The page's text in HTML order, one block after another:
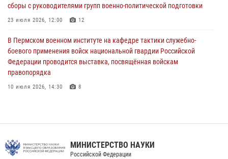
чемпионате войск национальной гвардии Российской Федерации по
боксу
В Росгвардии определили лучших специалистов продовольственной
службы
06 июля 2026, 05:30
сборы с руководителями групп военно-политической подготовки
23 июля 2026, 12:00 12
В Пермском военном институте на кафедре тактики служебно-
боевого применения войск национальной гвардии Российской
Федерации проводится выставка, посвящённая войскам
правопорядка
10 июля 2026, 14:30 8
24 июля 2026, 12:30 14
МИНИСТЕРСТВО НАУКИ
Российской Федерации